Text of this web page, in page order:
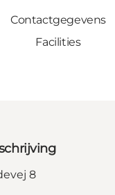
Contactgegevens
Facilities
8